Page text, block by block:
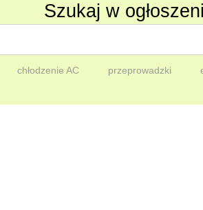
Szukaj w
chłodzenie AC przeprowadzki